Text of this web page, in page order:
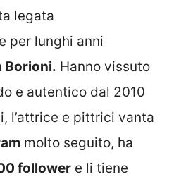
legata
per lunghi anni
Borioni. Hanno vissuto
e autentico dal 2010
l’attrice e pittrici vanta
molto seguito, ha
follower e li tiene